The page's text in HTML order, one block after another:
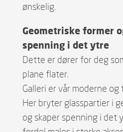
ønskelig.
Geometriske former
spenning i det ytre
Dette er dører for deg
plane flater.
Galleri er vår moderne
Her bryter glasspartier i
og skaper spenning i det